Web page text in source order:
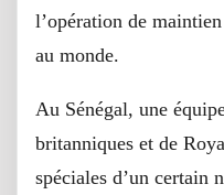
l’opération de
au monde.
Au Sénégal, une
britanniques et de
spéciales d’un certain